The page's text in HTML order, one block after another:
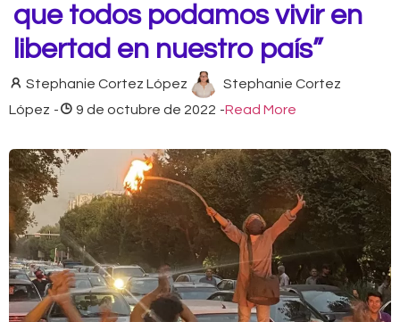
que todos podamos vivir en
libertad en nuestro país”
Stephanie Cortez López
Stephanie Cortez
López - 9 de octubre de 2022 -Read More